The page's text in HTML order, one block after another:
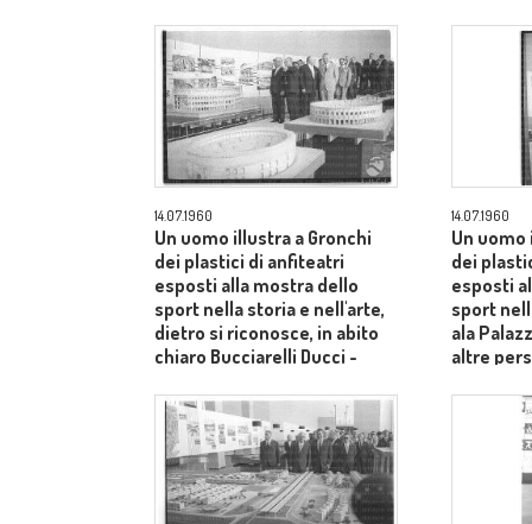
lungo
14.07.1960
Un uomo illustra a Gronchi
dei plastici di anfiteatri
esposti alla mostra dello
sport nella storia e nell'arte,
dietro si riconosce, in abito
chiaro Bucciarelli Ducci -
14.07.1960
Un uomo
dei
esposti
sport
ala
altre